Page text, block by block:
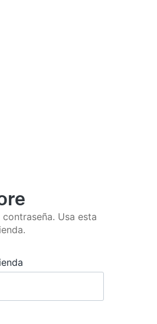
Usa esta